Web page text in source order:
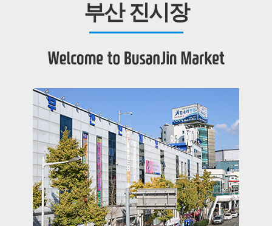
부산 진시장